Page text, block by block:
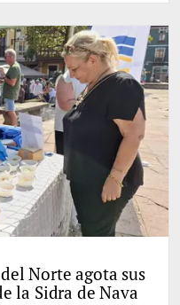
Norte agota sus
la Sidra de Nava